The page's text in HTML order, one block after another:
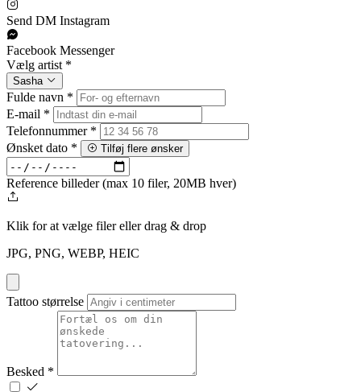
Send DM Instagram
Facebook Messenger
Vælg artist *
Sasha
Fulde navn *
E-mail *
Telefonnummer *
Ønsket dato * Tilføj flere ønsker
Reference billeder (max 10 filer, 20MB hver)
Klik for at vælge filereller drag & drop
JPG, PNG, WEBP, HEIC
Tattoo størrelse
Besked *